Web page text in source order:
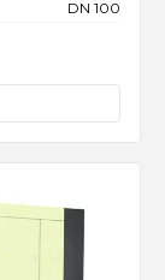
DN 100